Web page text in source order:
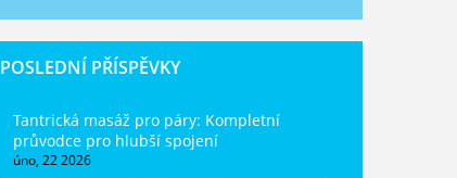
POSLEDNÍ PŘÍSPĚVKY
Tantrická masáž pro páry: Kompletní
průvodce pro hlubší spojení
úno, 22 2026